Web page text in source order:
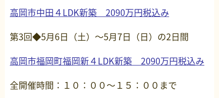
高岡市中田４LDK新築 2090万円税込み
第3回◆5月6日（土）～5月7日（日）の2日間
高岡市福岡町福岡新４LDK新築 2090万円税込み
全開催時間：１０：００～１５：００まで